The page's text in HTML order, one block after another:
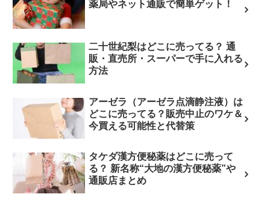
薬局やネット通販で簡単ゲット！
二十世紀梨はどこに売ってる？ 通
販・直売所・スーパーで手に入れる
方法
アーゼラ（アーゼラ点滴静注液）は
どこに売ってる？販売中止のワケ＆
今買える可能性と代替策
タケダ漢方便秘薬はどこに売って
る？ 新名称“大地の漢方便秘薬”や
通販店まとめ